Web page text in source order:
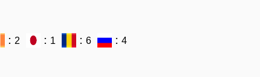
: 2 : 1 : 6
: 4